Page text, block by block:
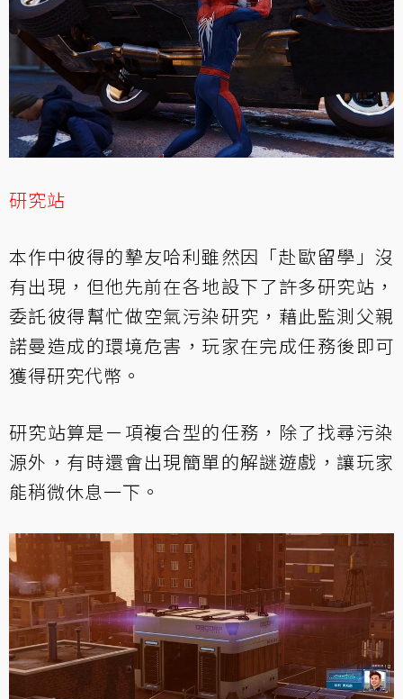
研究站
本作中彼得的摯友哈利雖然因「赴歐留學」沒
有出現，但他先前在各地設下了許多研究站，
委託彼得幫忙做空氣污染研究，藉此監測父親
諾曼造成的環境危害，玩家在完成任務後即可
獲得研究代幣。
研究站算是ㄧ項複合型的任務，除了找尋污染
源外，有時還會出現簡單的解謎遊戲，讓玩家
能稍微休息一下。